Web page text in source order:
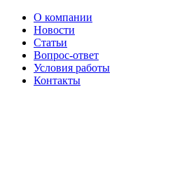
О компании
Новости
Статьи
Вопрос-ответ
Условия работы
Контакты